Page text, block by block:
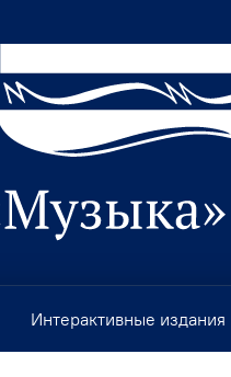
Интерактивные издания